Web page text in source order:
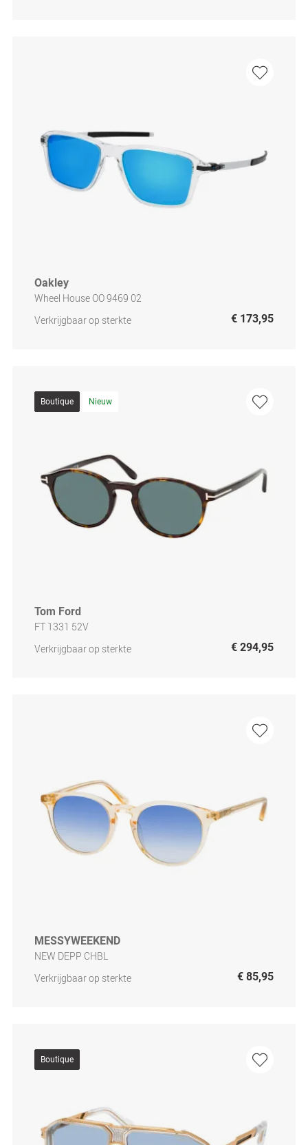
Oakley
Wheel House OO 9469 02
Verkrijgbaar op sterkte
€ 173,95
Boutique Nieuw
Tom Ford
FT 1331 52V
Verkrijgbaar op sterkte
€ 294,95
MESSYWEEKEND
NEW DEPP CHBL
Verkrijgbaar op sterkte
€ 85,95
Boutique